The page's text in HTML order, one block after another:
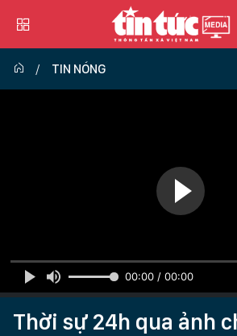
TIN NÓNG
00:00 / 00:00
Thời sự 24h qua ảnh